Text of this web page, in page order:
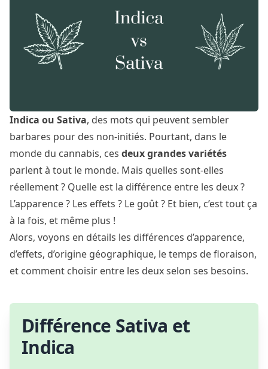
Indica ou Sativa, des mots qui peuvent sembler
barbares pour des non-initiés. Pourtant, dans le
monde du cannabis, ces deux grandes variétés
parlent à tout le monde. Mais quelles sont-elles
réellement ? Quelle est la différence entre les deux ?
L’apparence ? Les effets ? Le goût ? Et bien, c’est tout ça
à la fois, et même plus !
Alors, voyons en détails les différences d’apparence,
d’effets, d’origine géographique, le temps de floraison,
et comment choisir entre les deux selon ses besoins.
Différence Sativa et
Indica